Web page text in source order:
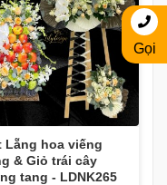
Lẵng hoa viếng
& Giỏ trái cây
tang - LDNK265
Gọi